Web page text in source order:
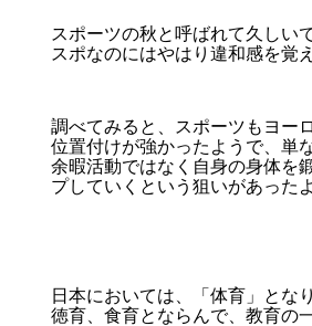
スポーツの秋と呼ばれて久しい
スポなのにはやはり違和感を覚
調べてみると、スポーツもヨー
位置付けが強かったようで、単
余暇活動ではなく自身の身体を
プしていくという狙いがあった
日本においては、「体育」とな
徳育、食育とならんで、教育の